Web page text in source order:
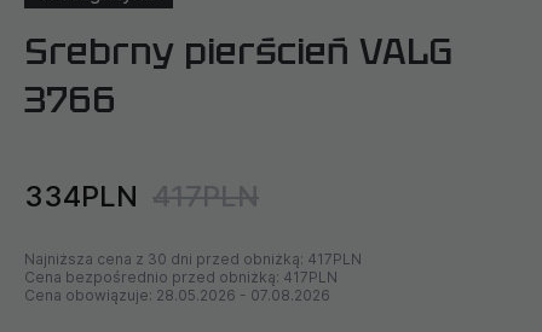
Srebrny pierścień VALG
3766
334PLN 417PLN
Najniższa cena z 30 dni przed obniżką: 417PLN
Cena bezpośrednio przed obniżką: 417PLN
Cena obowiązuje: 28.05.2026 - 07.08.2026